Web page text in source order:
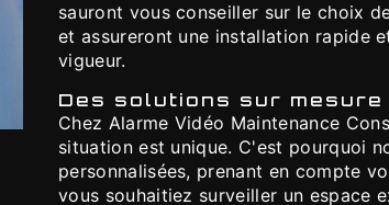
sauront vous conseiller sur le choix
et assureront une installation rapide
vigueur.
Des solutions sur mesure
Chez Alarme Vidéo Maintenance
situation est unique. C'est pourquoi
personnalisées, prenant en compte
vous souhaitiez surveiller un espace